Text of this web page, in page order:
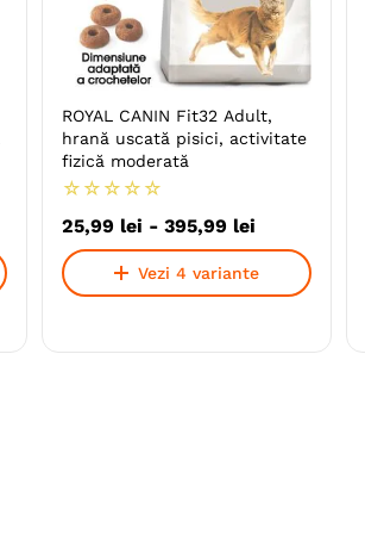
ROYAL CANIN Fit32 Adult,
hrană uscată pisici, activitate
fizică moderată
☆ ☆ ☆ ☆ ☆
25,99 lei - 395,99 lei
Vezi 4 variante